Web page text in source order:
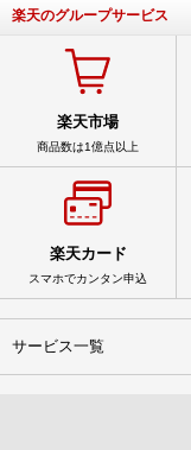
楽天のグループサービス
楽天市場
商品数は1億点以上
楽天カード
スマホでカンタン申込
サービス一覧